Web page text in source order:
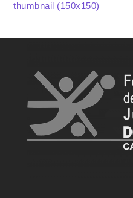
thumbnail (150x150)